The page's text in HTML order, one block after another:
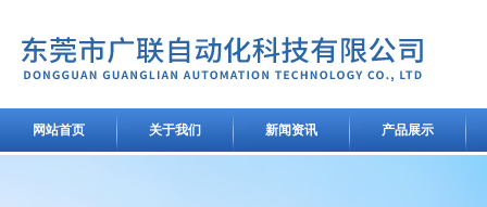
网站首页 关于我们 新闻资讯 产品展示